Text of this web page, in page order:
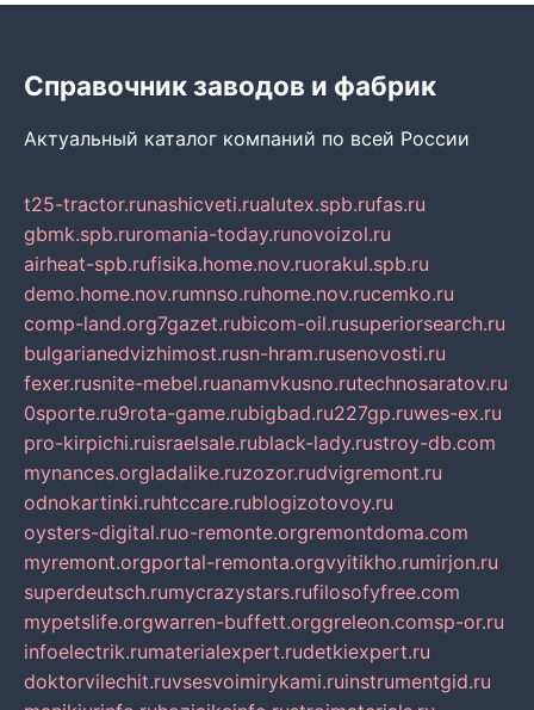
Справочник заводов и фабрик
Актуальный каталог компаний по всей России
t25-tractor.runashicveti.rualutex.spb.rufas.ru
gbmk.spb.ruromania-today.runovoizol.ru
airheat-spb.rufisika.home.nov.ruorakul.spb.ru
demo.home.nov.rumnso.ruhome.nov.rucemko.ru
comp-land.org7gazet.rubicom-oil.rusuperiorsearch.ru
bulgarianedvizhimost.rusn-hram.rusenovosti.ru
fexer.rusnite-mebel.ruanamvkusno.rutechnosaratov.ru
0sporte.ru9rota-game.rubigbad.ru227gp.ruwes-ex.ru
pro-kirpichi.ruisraelsale.rublack-lady.rustroy-db.com
mynances.orgladalike.ruzozor.rudvigremont.ru
odnokartinki.ruhtccare.rublogizotovoy.ru
oysters-digital.ruo-remonte.orgremontdoma.com
myremont.orgportal-remonta.orgvyitikho.rumirjon.ru
superdeutsch.rumycrazystars.rufilosofyfree.com
mypetslife.orgwarren-buffett.orggreleon.comsp-or.ru
infoelectrik.rumaterialexpert.rudetkiexpert.ru
doktorvilechit.ruvsesvoimirykami.ruinstrumentgid.ru